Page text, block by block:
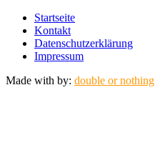
Startseite
Kontakt
Datenschutzerklärung
Impressum
Made with by: double or nothing